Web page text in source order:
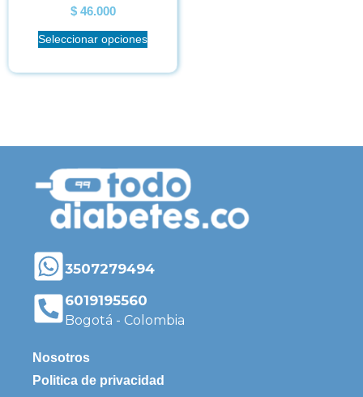
Valorado en
5.00
de 5
$46.000
Seleccionar opciones
3507279494
6019195560
Bogotá - Colombia
Nosotros
Politica de privacidad